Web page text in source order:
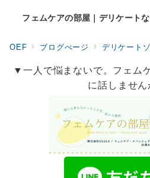
フェムケアの部屋｜デリケート
OEF ブログぺージ デリケート
▼一人で悩まないで。フェム
に話しませ